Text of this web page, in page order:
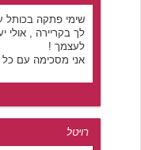
שימי פתקה בכותל
לך בקריירה , אולי
לעצמך !
אני מסכימה עם כל
רויטל